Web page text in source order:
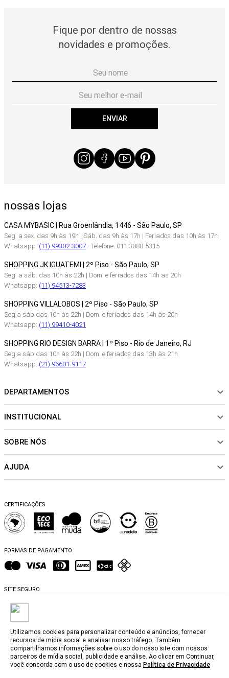
Utilizamos cookies para personalizar conteúdo e anúncios, fornecer
recursos de mídia social e analisar nosso tráfego. Também
compartilhamos informações sobre o uso do nosso site com nossos
parceiros de mídia social, publicidade e análise. Ao clicar em Continuar,
você concorda com o uso de cookies e nossa Política de Privacidade
Fique por dentro de nossas
novidades e promoções.
ENVIAR
nossas lojas
CASA MYBASIC | Rua Groenlândia, 1446 - São Paulo, SP
Seg. a sex. das 9h às 19h | Sáb. das 9h às 17h | Feriados das 10h às 17h
Whatsapp: (11) 99302-3007- Telefone: 011 3088-5315
SHOPPING JK IGUATEMI | 2º Piso - São Paulo, SP
Seg. a sáb. das 10h às 22h | Dom. e feriados das 14h as 20h
Whatsapp: (11) 94513-7283
SHOPPING VILLALOBOS | 2º Piso - São Paulo, SP
Seg a sáb das 10h às 22h | Dom. e feriados das 14h às 20h
Whatsapp: (11) 99410-4021
SHOPPING RIO DESIGN BARRA | 1º Piso - Rio de Janeiro, RJ
Seg a sáb das 10h às 22h | Dom. e feriados das 13h às 21h
Whatsapp: (21) 96601-9117
DEPARTAMENTOS
NOVIDADES
CALÇADOS
SALE
INSTITUCIONAL
Sobre Nós
Sustentabilidade
Trocas e Devoluções
Perguntas Frequentes
Blog
SOBRE NÓS
Política de pagamento
AJUDA
Dicas de cuidados
Falar no WhatsApp
CERTIFICAÇÕES
FORMAS DE PAGAMENTO
SITE SEGURO
@2025, MyBasic.com.br.
CNPJ. 15.242.804/0001-74 Rua Groenlândia, 1446 - Jardim América, São Paulo -